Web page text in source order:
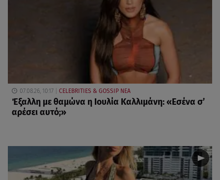
07.08.26, 10:17 CELEBRITIES & GOSSIP ΝΕΑ
Έξαλλη με θαμώνα η Ιουλία Καλλιμάνη: «Εσένα σ’
αρέσει αυτό;»